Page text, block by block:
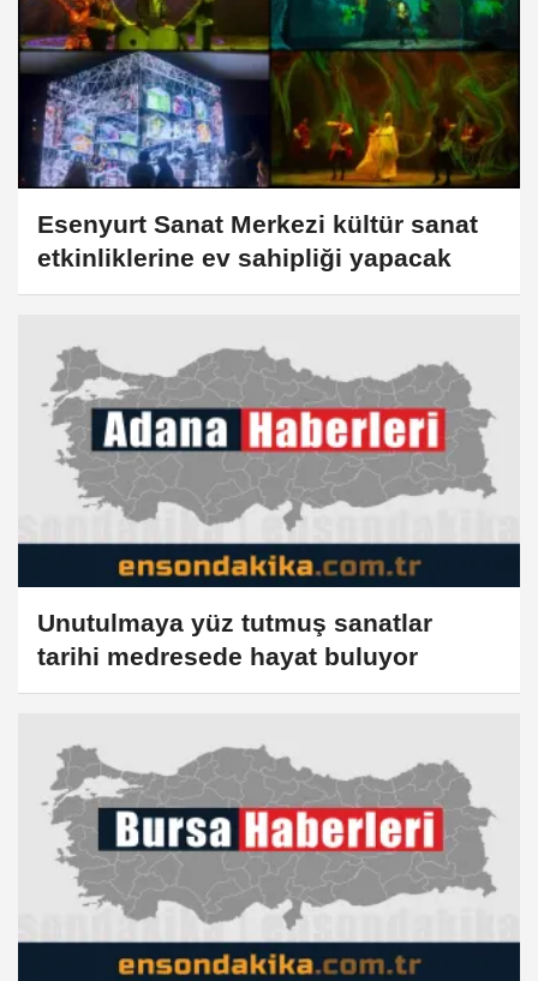
Esenyurt Sanat Merkezi kültür sanat
etkinliklerine ev sahipliği yapacak
Unutulmaya yüz tutmuş sanatlar
tarihi medresede hayat buluyor